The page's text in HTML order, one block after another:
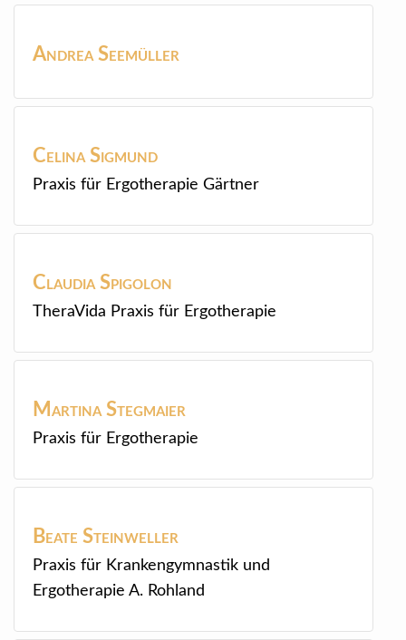
Andrea Seemüller
Celina Sigmund
Praxis für Ergotherapie Gärtner
Claudia Spigolon
TheraVida Praxis für Ergotherapie
Martina Stegmaier
Praxis für Ergotherapie
Beate Steinweller
Praxis für Krankengymnastik und
Ergotherapie A. Rohland